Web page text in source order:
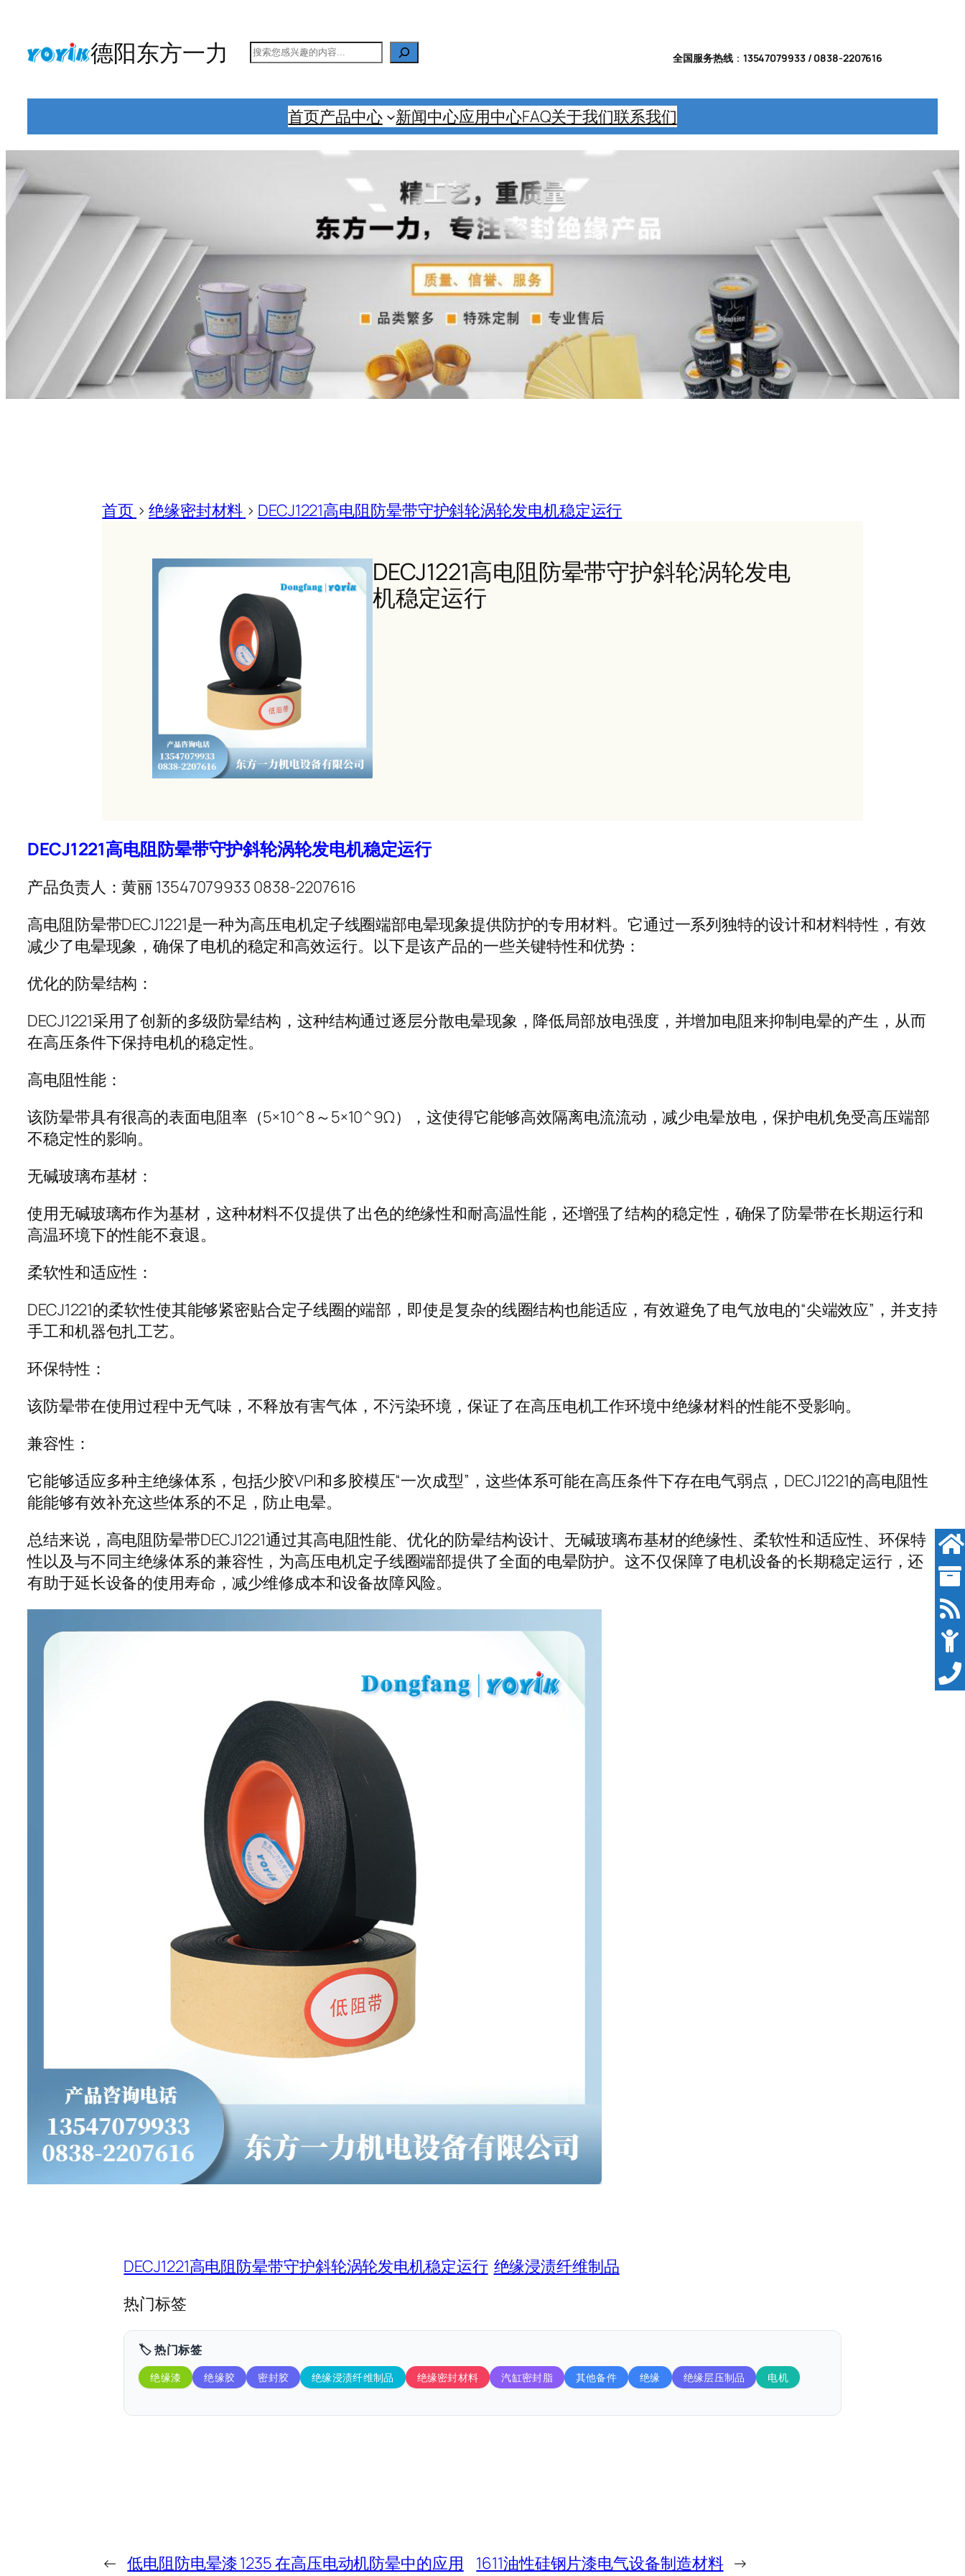
德阳东方一力
搜
全国服务热线： 13547079933 / 0838-2207616
首页产品中心 新闻中心应用中心FAQ关于我们联系我们
首页 > 绝缘密封材料 > DECJ1221高电阻防晕带守护斜轮涡轮发电机稳定运行
DECJ1221高电阻防晕带守护斜轮涡轮发电
机稳定运行
DECJ1221高电阻防晕带守护斜轮涡轮发电机稳定运行
产品负责人：黄丽 13547079933 0838-2207616
高电阻防晕带DECJ1221是一种为高压电机定子线圈端部电晕现象提供防护的专用材料。它通过一系列独特的设计和材料特性，有效
减少了电晕现象，确保了电机的稳定和高效运行。以下是该产品的一些关键特性和优势：
优化的防晕结构：
DECJ1221采用了创新的多级防晕结构，这种结构通过逐层分散电晕现象，降低局部放电强度，并增加电阻来抑制电晕的产生，从而
在高压条件下保持电机的稳定性。
高电阻性能：
该防晕带具有很高的表面电阻率（5×10^8～5×10^9Ω），这使得它能够高效隔离电流流动，减少电晕放电，保护电机免受高压端部
不稳定性的影响。
无碱玻璃布基材：
使用无碱玻璃布作为基材，这种材料不仅提供了出色的绝缘性和耐高温性能，还增强了结构的稳定性，确保了防晕带在长期运行和
高温环境下的性能不衰退。
柔软性和适应性：
DECJ1221的柔软性使其能够紧密贴合定子线圈的端部，即使是复杂的线圈结构也能适应，有效避免了电气放电的“尖端效应”，并支持
手工和机器包扎工艺。
环保特性：
该防晕带在使用过程中无气味，不释放有害气体，不污染环境，保证了在高压电机工作环境中绝缘材料的性能不受影响。
兼容性：
它能够适应多种主绝缘体系，包括少胶VPI和多胶模压“一次成型”，这些体系可能在高压条件下存在电气弱点，DECJ1221的高电阻性
能能够有效补充这些体系的不足，防止电晕。
总结来说，高电阻防晕带DECJ1221通过其高电阻性能、优化的防晕结构设计、无碱玻璃布基材的绝缘性、柔软性和适应性、环保特
性以及与不同主绝缘体系的兼容性，为高压电机定子线圈端部提供了全面的电晕防护。这不仅保障了电机设备的长期稳定运行，还
有助于延长设备的使用寿命，减少维修成本和设备故障风险。
DECJ1221高电阻防晕带守护斜轮涡轮发电机稳定运行 绝缘浸渍纤维制品
热门标签
🏷️ 热门标签
绝缘漆 绝缘胶 密封胶 绝缘浸渍纤维制品 绝缘密封材料 汽缸密封脂 其他备件 绝缘 绝缘层压制品 电机
← 低电阻防电晕漆 1235 在高压电动机防晕中的应用 1611油性硅钢片漆电气设备制造材料 →